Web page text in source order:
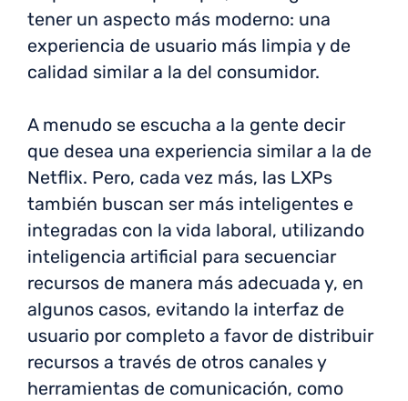
tener un aspecto más moderno: una
experiencia de usuario más limpia y de
calidad similar a la del consumidor.
A menudo se escucha a la gente decir
que desea una experiencia similar a la de
Netflix. Pero, cada vez más, las LXPs
también buscan ser más inteligentes e
integradas con la vida laboral, utilizando
inteligencia artificial para secuenciar
recursos de manera más adecuada y, en
algunos casos, evitando la interfaz de
usuario por completo a favor de distribuir
recursos a través de otros canales y
herramientas de comunicación, como